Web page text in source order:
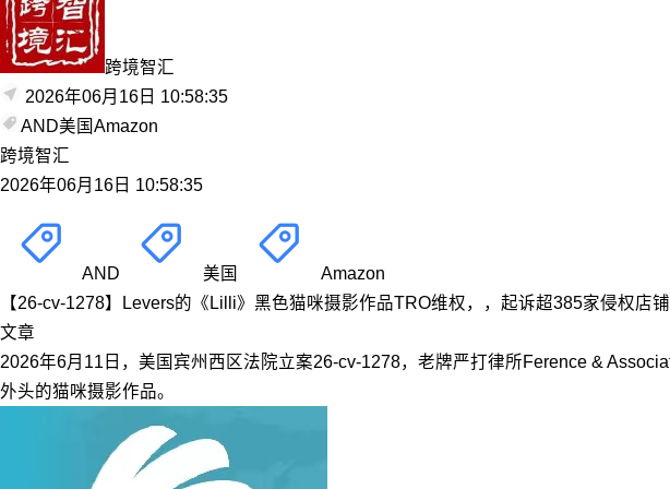
跨境智汇
2026年06月16日 10:58:35
AND美国 Amazon
跨境智汇
2026年06月16日 10:58:35
AND 美国
Amazon
【26-cv-1278】Levers的《Lilli》黑色猫咪摄影作品TRO维权，，起诉超385家侵权店
文章
2026年6月11日，美国宾州西区法院立案26-cv-1278，老牌严打律所Ference &
外头的猫咪摄影作品。